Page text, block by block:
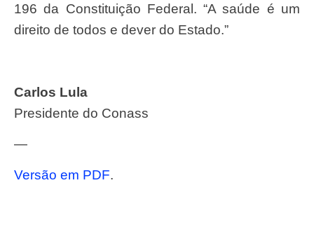
196 da Constituição Federal. “A saúde é um
direito de todos e dever do Estado.”
Carlos Lula
Presidente do Conass
—
Versão em PDF.